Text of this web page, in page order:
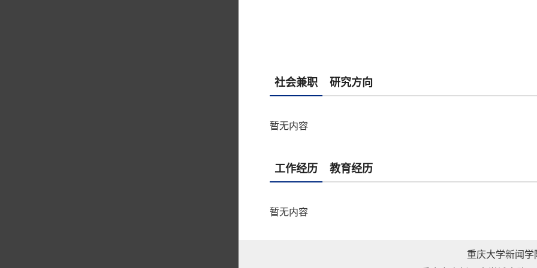
社会兼职 研究方向
暂无内容
工作经历 教育经历
暂无内容
重庆大学新闻